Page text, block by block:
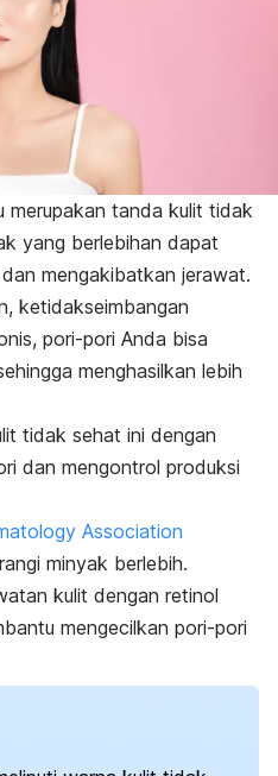
merupakan tanda kulit tidak
yang berlebihan dapat
mengakibatkan jerawat.
ketidakseimbangan
pori-pori Anda bisa
menghasilkan lebih
tidak sehat ini dengan
dan mengontrol produksi
Association
minyak berlebih.
kulit dengan retinol
mengecilkan pori-pori